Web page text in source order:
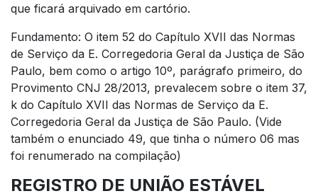
que ficará arquivado em cartório.
Fundamento: O item 52 do Capítulo XVII das Normas
de Serviço da E. Corregedoria Geral da Justiça de São
Paulo, bem como o artigo 10º, parágrafo primeiro, do
Provimento CNJ 28/2013, prevalecem sobre o item 37,
k do Capítulo XVII das Normas de Serviço da E.
Corregedoria Geral da Justiça de São Paulo. (Vide
também o enunciado 49, que tinha o número 06 mas
foi renumerado na compilação)
REGISTRO DE UNIÃO ESTÁVEL